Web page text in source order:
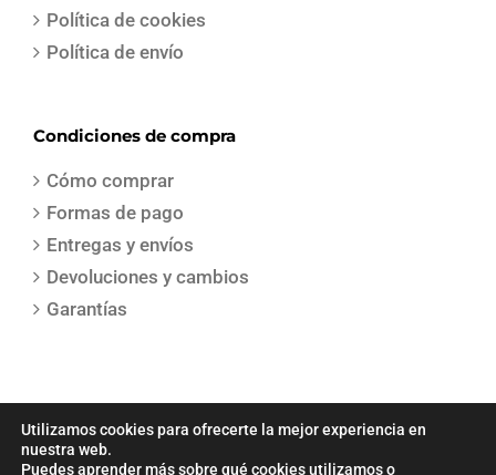
Política de cookies
Política de envío
Condiciones de compra
Cómo comprar
Formas de pago
Entregas y envíos
Devoluciones y cambios
Garantías
Utilizamos cookies para ofrecerte la mejor experiencia en
nuestra web.
Puedes aprender más sobre qué cookies utilizamos o